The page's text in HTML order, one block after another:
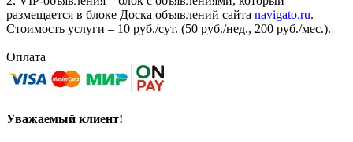
размещается в блоке Доска объявлений сайта navigato.ru.
Стоимость услуги – 10 руб./сут. (50 руб./нед., 200 руб./мес.).
Оплата
Уважаемый клиент!